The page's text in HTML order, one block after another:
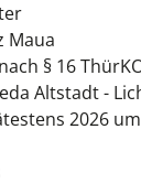
Maua
§ 16
Altstadt -
2026